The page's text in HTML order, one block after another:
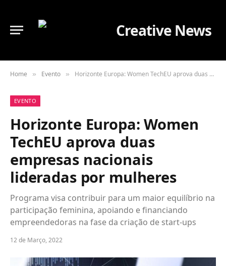
Home » Evento » Horizonte Europa: Women TechEU aprova duas empresas nacionais lideradas por mulheres
EVENTO
Horizonte Europa: Women
TechEU aprova duas
empresas nacionais
lideradas por mulheres
Programa visa contribuir para um maior equilíbrio na
participação feminina, apoiando e financiando
empreendedoras na fase da criação de start-ups
12 de Março, 2022